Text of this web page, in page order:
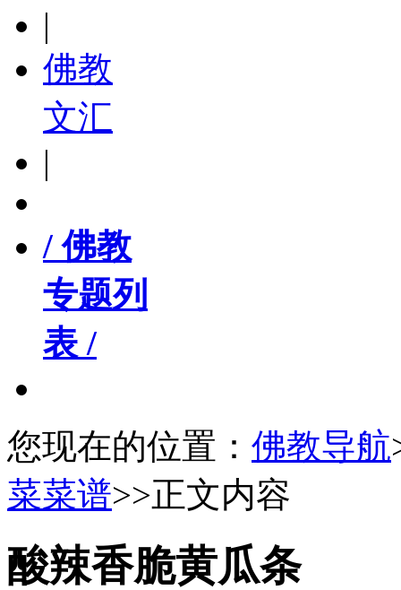
|
佛教
文汇
|
/ 佛教
专题列
表 /
您现在的位置： 佛教导航
菜菜谱>>正文内容
酸辣香脆黄瓜条